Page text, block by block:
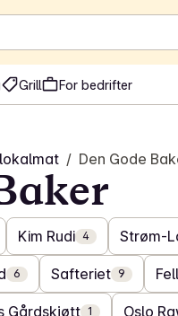
Grill For bedrifter
/ Den Gode
Kim Rudi 4 Strøm-
6 Safteriet 9
Gårdskjøtt 1 Oslo